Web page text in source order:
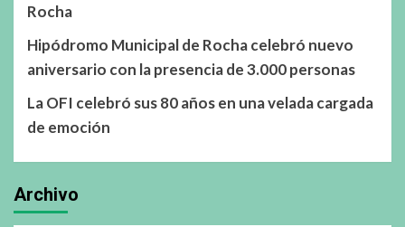
Rocha
Hipódromo Municipal de Rocha celebró nuevo
aniversario con la presencia de 3.000 personas
La OFI celebró sus 80 años en una velada cargada
de emoción
Archivo